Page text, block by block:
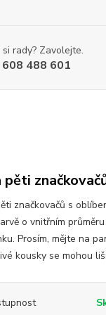
rady? Zavolejte.
488 601
pěti
značkovačů s
o vnitřním
Prosím, mějte na
kousky se mohou